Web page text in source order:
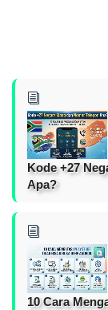
Kode +27
Apa?
10 Cara